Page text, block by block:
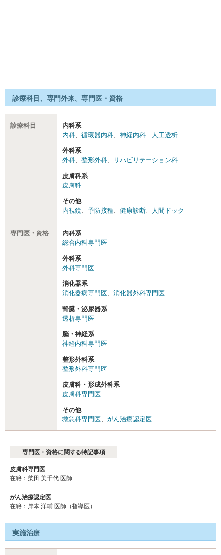
診療科目、専門外来、専門医・資格
診療科目
内科系
内科
循環器内科 神経内科 人工透析
外科系
外科
整形外科 リハビリテーション科
皮膚科系
皮膚科
その他
内視鏡
予防接種 健康診断 人間ドック
専門医・資格
内科系
総合内科専門医
外科系
外科専門医
消化器系
消化器病専門医
消化器外科専門医
腎臓・泌尿器系
透析専門医
脳・神経系
神経内科専門医
整形外科系
整形外科専門医
皮膚科・形成外科系
皮膚科専門医
その他
救急科専門医
がん治療認定医
専門医・資格に関する特記事項
皮膚科専門医
在籍：柴田 美千代 医師
がん治療認定医
在籍：岸本 洋輔 医師（指導医）
実施治療